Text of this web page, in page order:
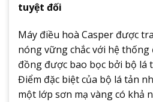
tuyệt đối
Máy điều hoà Casper được
nóng vững chắc với hệ
đồng được bao bọc bởi bộ lá
Điểm đặc biệt của bộ lá tản
một lớp sơn mạ vàng có khả